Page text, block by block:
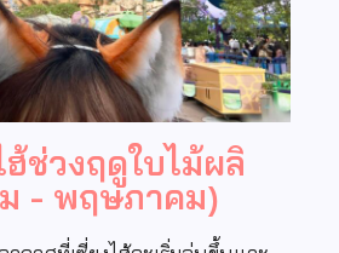
ฮ้ช่วงฤดูใบไม้ผลิ
- พฤษภาคม)